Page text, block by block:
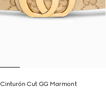
Cinturón Cut GG Marmont